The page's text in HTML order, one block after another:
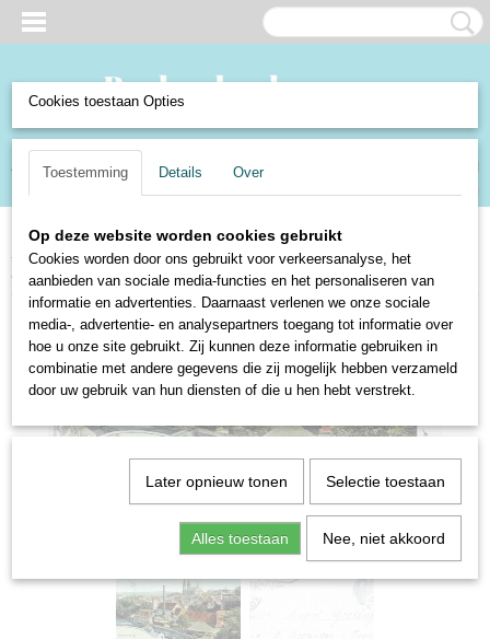
Inloggen Registreren
(0)
Home>Verzamelen en Curiosa>Verzamelen>Ansichtkaarten>
en dorpen Buitenland>Duitsland: Eger
Cookies toestaan Opties
Toestemming Details Over
Op deze website worden cookies gebruikt
Cookies worden door ons gebruikt voor verkeersanalyse, het
aanbieden van sociale media-functies en het personaliseren van
informatie en advertenties. Daarnaast verlenen we onze sociale
media-, advertentie- en analysepartners toegang tot informatie over
hoe u onze site gebruikt. Zij kunnen deze informatie gebruiken in
combinatie met andere gegevens die zij mogelijk hebben verzameld
door uw gebruik van hun diensten of die u hen hebt verstrekt.
Later opnieuw tonen Selectie toestaan
Alles toestaan Nee, niet akkoord